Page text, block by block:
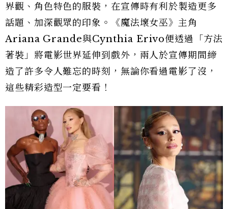
界觀、角色特色的服裝，在宣傳時有利於製造更多
話題、加深觀眾的印象。《魔法壞女巫》主角
Ariana Grande與Cynthia Erivo便透過「方法
著裝」將電影世界延伸到戲外，兩人於宣傳期間締
造了許多令人難忘的時刻，無論你看過電影了沒，
這些精彩造型一定要看！